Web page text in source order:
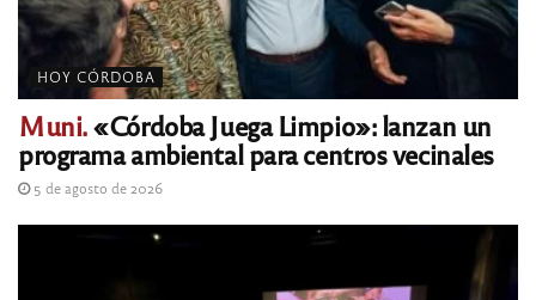
HOY CÓRDOBA
Muni.«Córdoba Juega Limpio»: lanzan un
programa ambiental para centros vecinales
5 de agosto de 2026